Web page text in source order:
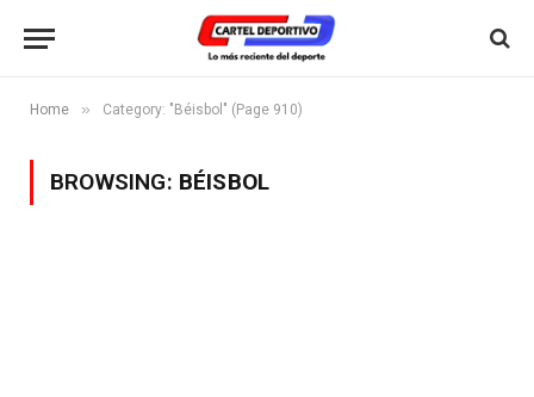
Home » Category: "Béisbol" (Page 910)
BROWSING: BÉISBOL